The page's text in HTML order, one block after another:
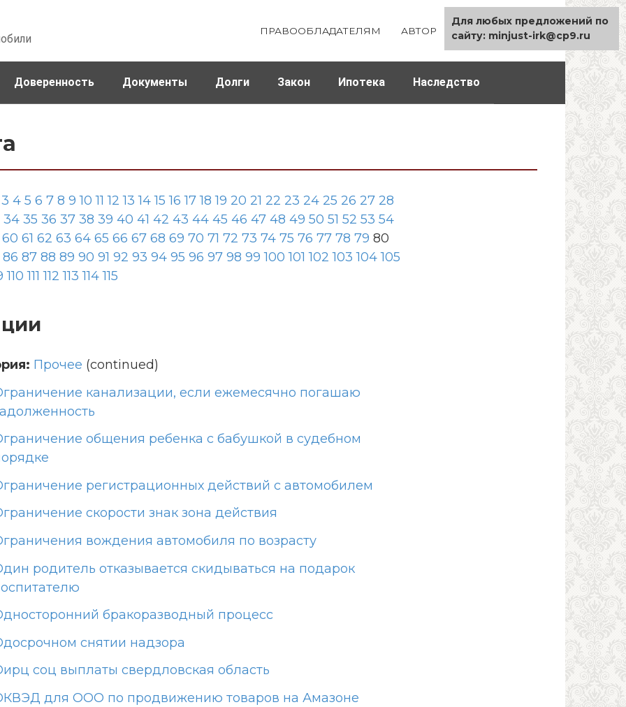
ПРАВООБЛАДАТЕЛЯМ АВТОР КАРТА САЙТА
Доверенность Документы Долги Закон Ипотека Наследство
3 4 5 6 7 8 9 10 11 12 13 14 15 16 17 18 19 20 21 22 23 24 25 26 27 28
34 35 36 37 38 39 40 41 42 43 44 45 46 47 48 49 50 51 52 53 54
60 61 62 63 64 65 66 67 68 69 70 71 72 73 74 75 76 77 78 79 80
86 87 88 89 90 91 92 93 94 95 96 97 98 99 100 101 102 103 104 105
110 111 112 113 114 115
Прочее (continued)
канализации, если ежемесячно погашаю
общения ребенка с бабушкой в судебном
регистрационных действий с автомобилем
скорости знак зона действия
вождения автомобиля по возрасту
родитель отказывается скидываться на подарок
бракоразводный процесс
снятии надзора
соц выплаты свердловская область
для ООО по продвижению товаров на Амазоне
Для любых предложений по
сайту: minjust-irk@cp9.ru